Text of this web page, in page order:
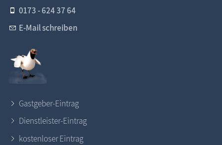
0173 - 624 37 64
E-Mail schreiben
Gastgeber-Eintrag
Dienstleister-Eintrag
kostenloser Eintrag